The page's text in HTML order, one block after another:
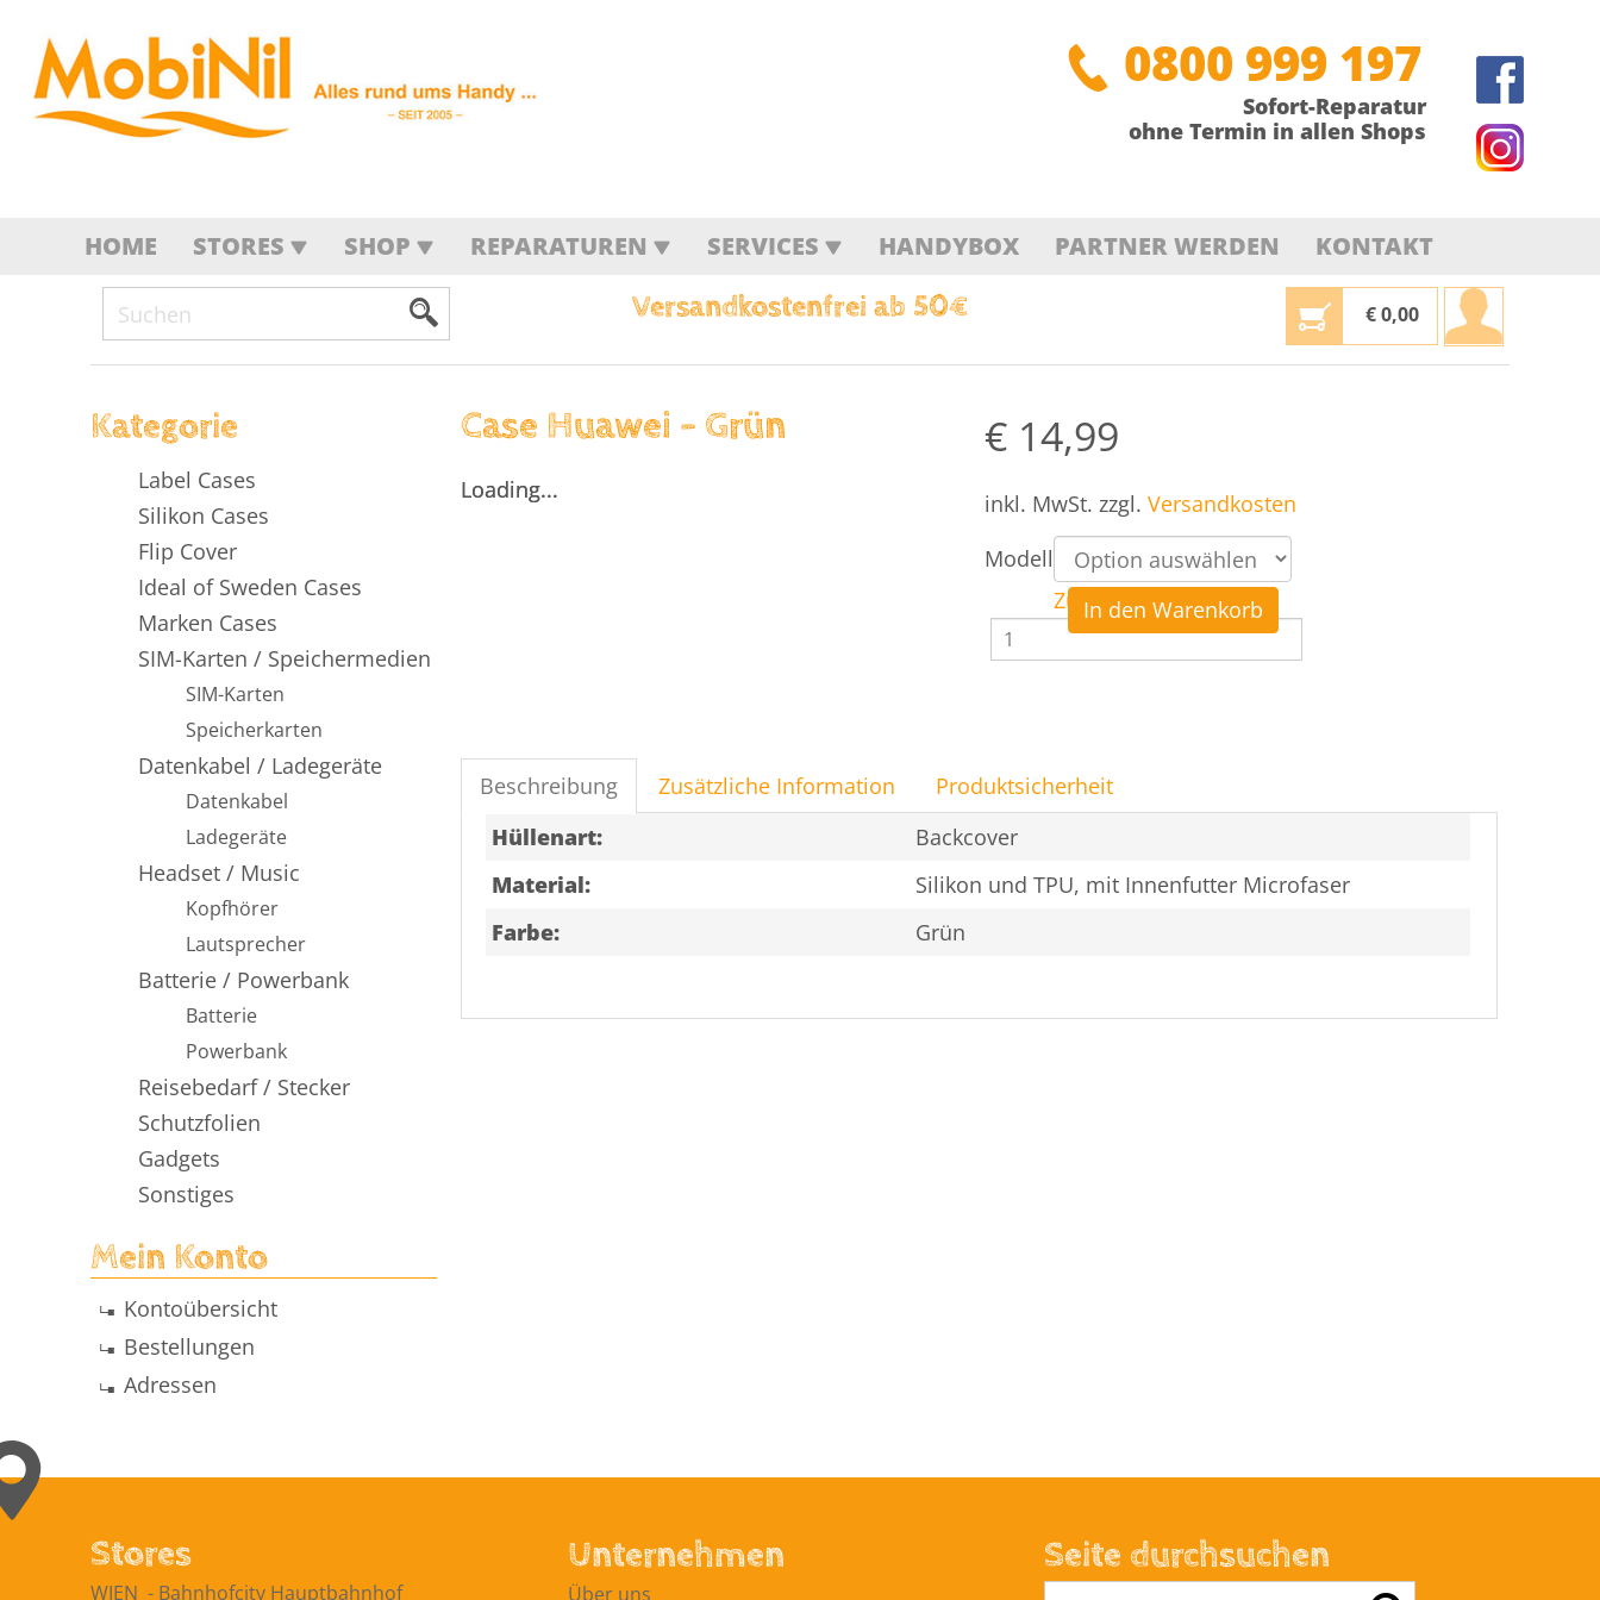
0800 999 197
Sofort-Reparatur
ohne Termin in allen Shops
HOME STORES SHOP REPARATUREN SERVICES HANDYBOX PARTNER WERDEN KONTAKT
Versandkostenfrei ab 50€ €0,00
Kategorie
Label Cases
Silikon Cases
Flip Cover
Ideal of Sweden Cases
Marken Cases
SIM-Karten / Speichermedien
SIM-Karten
Speicherkarten
Datenkabel / Ladegeräte
Datenkabel
Ladegeräte
Headset / Music
Kopfhörer
Lautsprecher
Batterie / Powerbank
Batterie
Powerbank
Reisebedarf / Stecker
Schutzfolien
Gadgets
Sonstiges
Mein Konto
Kontoübersicht
Bestellungen
Adressen
Case Huawei – Grün
Loading...
Loading...
€ 14,99
inkl. MwSt. zzgl.Versandkosten
Modell
Zurücksetzen
Case
Huawei
Menge
In den Warenkorb
Beschreibung Zusätzliche Information
Produktsicherheit
Hüllenart:
Backcover
Material:
Silikon und TPU, mit Innenfutter Microfaser
Farbe:
Grün
Stores
WIEN ​ -​ Bahnhofcity Hauptbahnhof
Unternehmen
Über uns
Seite durchsuchen